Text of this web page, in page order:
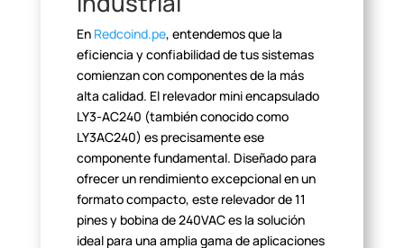
En Redcoind.pe, entendemos que la
eficiencia y confiabilidad de tus sistemas
comienzan con componentes de la más
alta calidad. El relevador mini encapsulado
LY3-AC240 (también conocidocomo
LY3AC240) es precisamente ese
componente fundamental. Diseñado para
ofrecer un rendimiento excepcional en un
formato compacto, este relevador de11
pines y bobina de 240VAC es la solución
ideal para una amplia gama deaplicaciones